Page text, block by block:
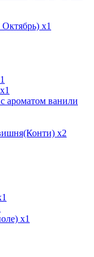
x1
x1
x2
x1